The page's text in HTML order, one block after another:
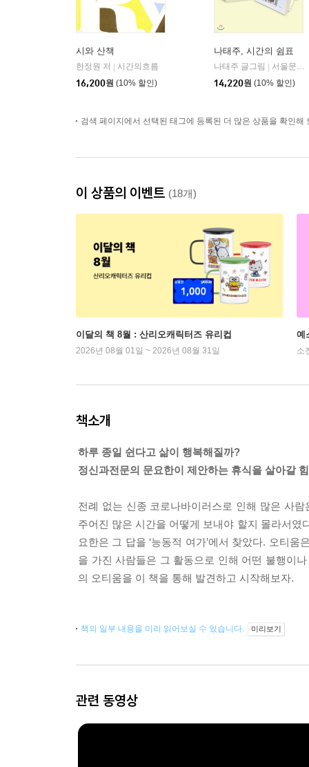
시와 산책
한정원 저
시간의흐름
16,200원 (10% 할인)
나태주, 시간의 쉼표
나태주 글그림
서울문화사
14,220원 (10% 할인)
검색 페이지에서 선택된 태그에 등록된 더 많은 상품을 확인해
이 상품의 이벤트 (18개)
이달의 책 8월 : 산리오캐릭터즈 유리컵
2026년 08월 01일 ~ 2026년 08월 31일
예
소
책소개
하루 종일 쉰다고 삶이 행복해질까?
정신과전문의 문요한이 제안하는 휴식을 살아갈
전례 없는 신종 코로나바이러스로 인해 많은 사
주어진 많은 시간을 어떻게 보내야 할지 몰라서
요한은 그 답을 ‘능동적 여가’에서 찾았다. 오티
을 가진 사람들은 그 활동으로 인해 어떤 불행이
의 오티움을 이 책을 통해 발견하고 시작해보자.
책의 일부 내용을 미리 읽어보실 수 있습니다. 미리보기
관련 동영상